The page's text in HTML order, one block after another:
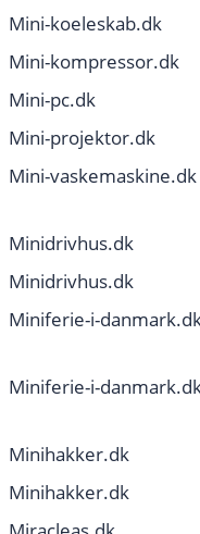
Mini-koeleskab.dk
Mini-kompressor.dk
Mini-pc.dk
Mini-projektor.dk
Mini-vaskemaskine.dk
Minidrivhus.dk
Minidrivhus.dk
Miniferie-i-
Miniferie-i-
Minihakker.dk
Minihakker.dk